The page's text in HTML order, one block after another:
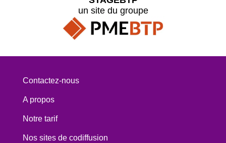
un site du groupe
Contactez-nous
A propos
Notre tarif
Nos sites de codiffusion